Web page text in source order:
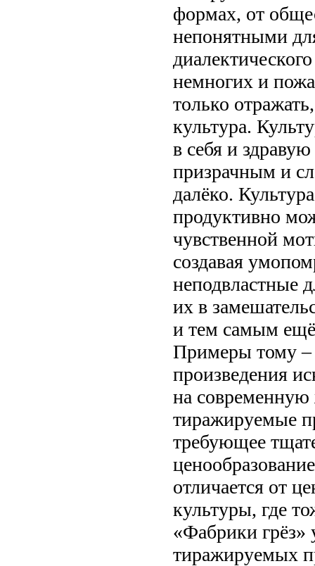
формах, от
непонятными
немногих и
только
культура.
в себя и
призрачным и
далёко.
продуктивно
чувственной
создавая
неподвластные
их в
и тем самым
Примеры тому –
произведения
на современную
тиражируемые
требующее
отличается от
культуры, где
«Фабрики грёз»
тиражируемых